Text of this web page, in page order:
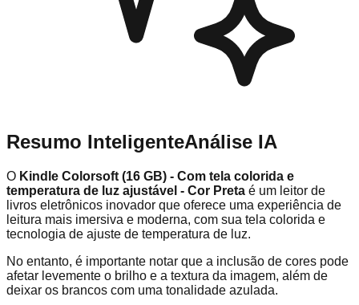
Resumo InteligenteAnálise IA
O Kindle Colorsoft (16 GB) - Com tela colorida e
temperatura de luz ajustável - Cor Preta é um leitor de
livros eletrônicos inovador que oferece uma experiência de
leitura mais imersiva e moderna, com sua tela colorida e
tecnologia de ajuste de temperatura de luz.
No entanto, é importante notar que a inclusão de cores pode
afetar levemente o brilho e a textura da imagem, além de
deixar os brancos com uma tonalidade azulada.